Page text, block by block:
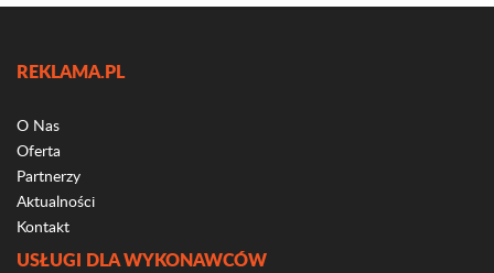
REKLAMA.PL
O Nas
Oferta
Partnerzy
Aktualności
Kontakt
USŁUGI DLA WYKONAWCÓW